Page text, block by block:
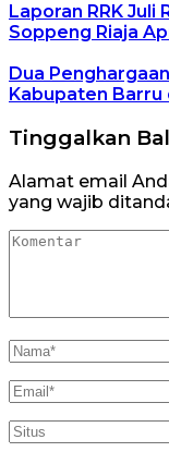
Laporan RRK
Soppeng Riaja
Dua
Kabupaten Barru
Tinggalkan
Alamat email
yang wajib